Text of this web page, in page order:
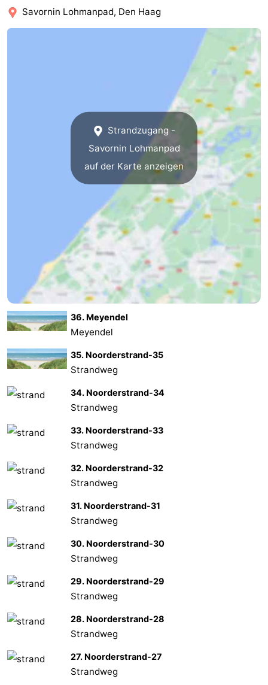
Hollands
Noordwijk
-
Brouwershaven
Bruinisse
Zierikzee
Natur
-
Haamstede
Natur
Kop
van
Wetter
Kontakt
Savornin Lohmanpad, Den Haag
Strandzugang -
Savornin Lohmanpad
auf der Karte anzeigen
36. Meyendel
Meyendel
35. Noorderstrand-35
Strandweg
34. Noorderstrand-34
Strandweg
33. Noorderstrand-33
Strandweg
32. Noorderstrand-32
Strandweg
31. Noorderstrand-31
Strandweg
30. Noorderstrand-30
Strandweg
29. Noorderstrand-29
Strandweg
28. Noorderstrand-28
Strandweg
27. Noorderstrand-27
Strandweg